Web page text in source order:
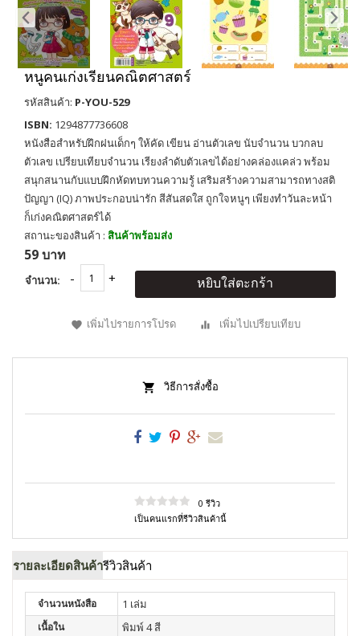
หนูคนเก่งเรียนคณิตศาสตร์
รหัสสินค้า: P-YOU-529
ISBN: 1294877736608
หนังสือสำหรับฝึกฝนเด็กๆ ให้คัด เขียน อ่านตัวเลข นับจำนวน บวกลบ
ตัวเลข เปรียบเทียบจำนวน เรียงลำดับตัวเลขได้อย่างคล่องแคล่ว พร้อม
สนุกสนานกับแบบฝึกหัดทบทวนความรู้ เสริมสร้างความสามารถทางสติ
ปัญญา (IQ) ภาพประกอบน่ารัก สีสันสดใส ถูกใจหนูๆ เพียงทำวันละหน้า
ก็เก่งคณิตศาสตร์ได้
สถานะของสินค้า : สินค้าพร้อมส่ง
59 บาท
จำนวน: หยิบใส่ตะกร้า
เพิ่มไปรายการโปรด เพิ่มไปเปรียบเทียบ
วิธีการสั่งซื้อ
0 รีวิว
เป็นคนแรกที่รีวิวสินค้านี้
รายละเอียดสินค้ารีวิวสินค้า
จำนวนหนังสือ 1 เล่ม
เนื้อใน พิมพ์ 4 สี